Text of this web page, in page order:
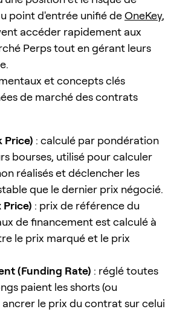
point d'entrée unifié deOneKey,
accéder rapidement aux
Perps tout en gérant leurs
et concepts clés
de marché des contrats
Price) : calculé par pondération
bourses, utilisé pour calculer
réalisés et déclencher les
que le dernier prix négocié.
Price) : prix de référence du
de financement est calculé à
le prix marqué et le prix
(Funding Rate) : réglé toutes
paient les shorts (ou
le prix du contrat sur celui